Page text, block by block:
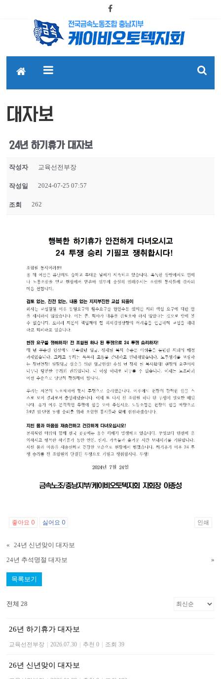
대자보
24년 하기휴가 대자보
작성자 교육선전부장
작성일 2024-07-25 07:57
조회 262
좋아요 0 싫어요 0 인쇄
«
24년 신년맞이 대자보
24년 추석명절 대자보
»
목록보기
전체 28
26년 하기휴가 대자보
교육선전부장 | 2026.07.30 | 추천 0 | 조회 39
26년 신년맞이 대자보